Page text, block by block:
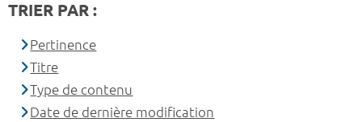
TRIER PAR :
Pertinence
Titre
Type de contenu
Date de dernière modification